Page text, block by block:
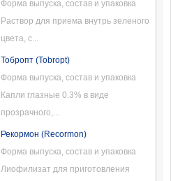
Форма выпуска, состав и упаковка
Раствор для приема внутрь зеленого
цвета, с...
Тобропт (Tobropt)
Форма выпуска, состав и упаковка
Капли глазные 0.3% в виде
прозрачного,...
Рекормон (Recormon)
Форма выпуска, состав и упаковка
Лиофилизат для приготовления